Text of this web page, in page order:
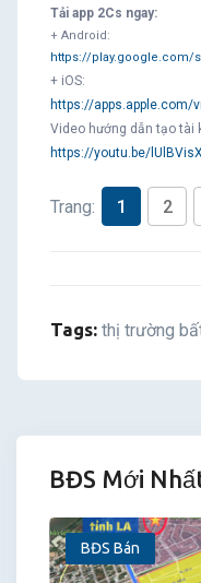
Tải app 2Cs ngay:
+ Android:
https://play.google.com/
+ iOS:
https://apps.apple.com/
Video hướng dẫn tạo tài
https://youtu.be/
Trang: 1 2
Tags: thị trường
BĐS Mới
BĐS Bán